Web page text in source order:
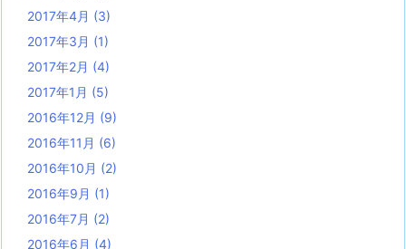
2017年4月 (3)
2017年3月 (1)
2017年2月 (4)
2017年1月 (5)
2016年12月 (9)
2016年11月 (6)
2016年10月 (2)
2016年9月 (1)
2016年7月 (2)
2016年6月 (4)